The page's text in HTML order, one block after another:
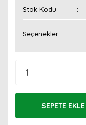
Stok Kodu
Seçenekler
SEPETE EKLE